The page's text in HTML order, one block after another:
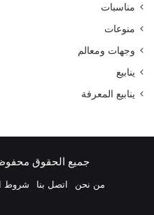
مناسبات
منوعات
وجهات ومعالم
ينابيع
ينابيع المعرفة
جميع الحقوق محفوظة
من نحن اتصل بنا شروط